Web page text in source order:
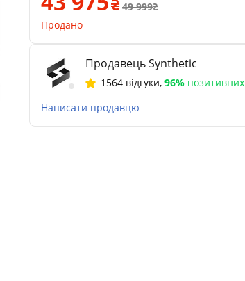
49 999
Продано
Продавець Synthetic
1564 відгуки, 96% позитивних
Написати продавцю